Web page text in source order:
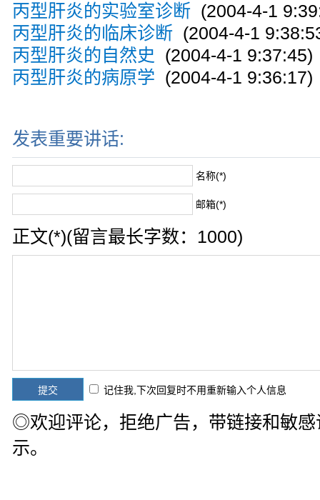
丙型肝炎的实验室诊断 (2004-4-1
丙型肝炎的临床诊断 (2004-4-1
丙型肝炎的自然史 (2004-4-1 9:37:45)
丙型肝炎的病原学 (2004-4-1 9:36:17)
发表重要讲话:
名称(*)
邮箱(*)
正文(*)(留言最长字数：1000)
记住我,下次回复时不用重新输入个人信息
◎欢迎评论，拒绝广告，带链接和敏
示。